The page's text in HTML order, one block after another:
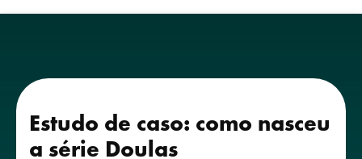
Estudo de caso: como nasceu
a série Doulas